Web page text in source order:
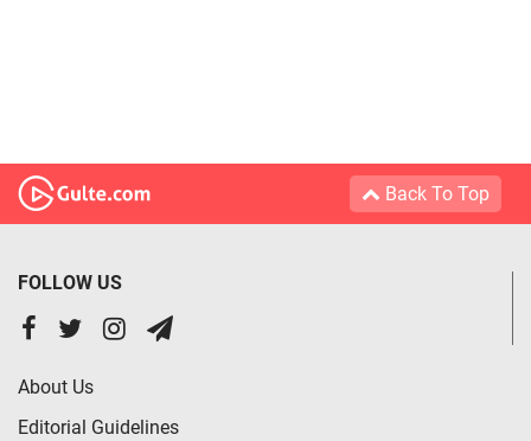
Back To Top
FOLLOW US
About Us
Editorial Guidelines